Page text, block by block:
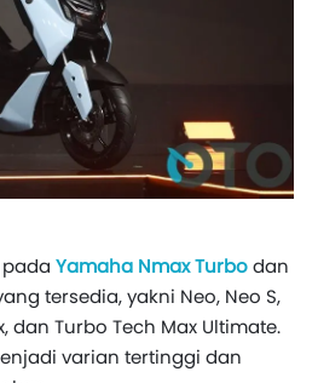
Yamaha Nmax Turbodan
tersedia, yakni Neo, Neo S,
dan Turbo Tech Max Ultimate.
varian tertinggi dan